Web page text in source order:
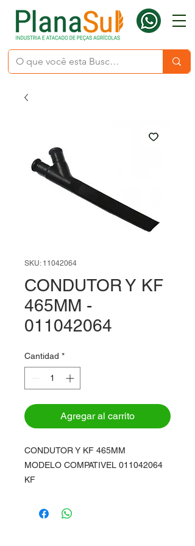
SKU: 11042064
CONDUTOR Y KF
465MM -
011042064
Cantidad *
Agregar al carrito
CONDUTOR Y KF 465MM
MODELO COMPATIVEL 011042064
KF